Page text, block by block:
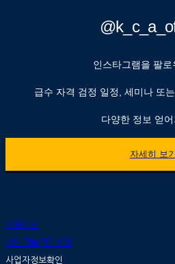
인스타그램을 팔로
급수 자격 검정 일정, 세미나 또
다양한 정보 얻
자세히 보기
이용약관
개인정보처리방침
사업자정보확인